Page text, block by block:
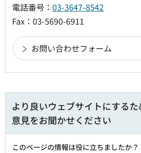
電話番号： 03-3647-8542
Fax：03-5690-6911
より良いウェブサイトにする
意見をお聞かせください
このページの情報は役に立ちましたか？